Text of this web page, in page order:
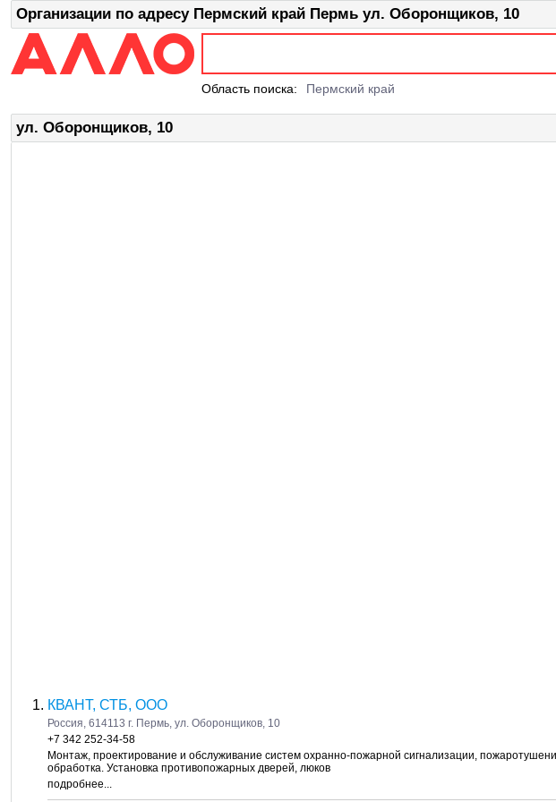
Организации по адресу Пермский край Пермь ул. Оборонщиков, 10
Область поиска: Пермский край
ул. Оборонщиков, 10
КВАНТ, СТБ, ООО
Россия, 614113 г. Пермь, ул. Оборонщиков, 10
+7 342 252-34-58
Монтаж, проектирование и обслуживание систем охранно-пожарной сигнализации,
обработка. Установка противопожарных дверей, люков
подробнее...